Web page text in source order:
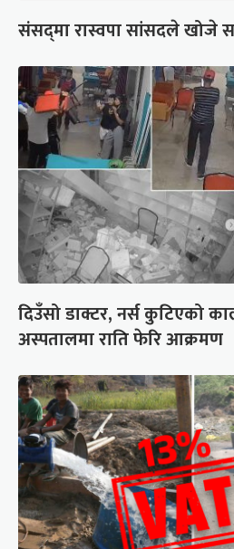
संसद्‍मा रास्वपा सांसदले खोजे
दिउँसो डाक्टर, नर्स कुटिएको
अस्पतालमा राति फेरि आक्रमण